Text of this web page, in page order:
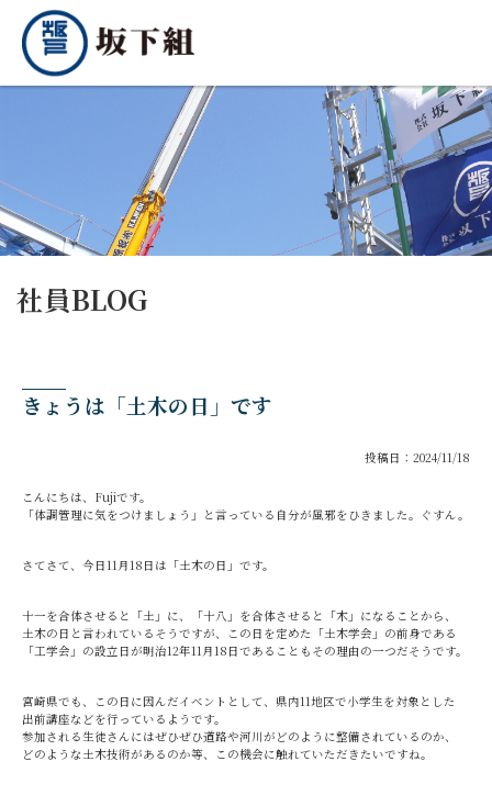
社員BLOG
きょうは「土木の日」です
投稿日：2024/11/18
こんにちは、Fujiです。
「体調管理に気をつけましょう」と言っている自分が風邪をひきました。ぐすん。
さてさて、今日11月18日は「土木の日」です。
十一を合体させると「土」に、「十八」を合体させると「木」になることから、
土木の日と言われているそうですが、この日を定めた「土木学会」の前身である
「工学会」の設立日が明治12年11月18日であることもその理由の一つだそうです。
宮崎県でも、この日に因んだイベントとして、県内11地区で小学生を対象とした
出前講座などを行っているようです。
参加される生徒さんにはぜひぜひ道路や河川がどのように整備されているのか、
どのような土木技術があるのか等、この機会に触れていただきたいですね。